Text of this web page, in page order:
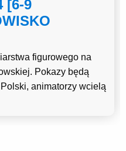
[6-9
figurowego na
Pokazy będą
animatorzy wcielą